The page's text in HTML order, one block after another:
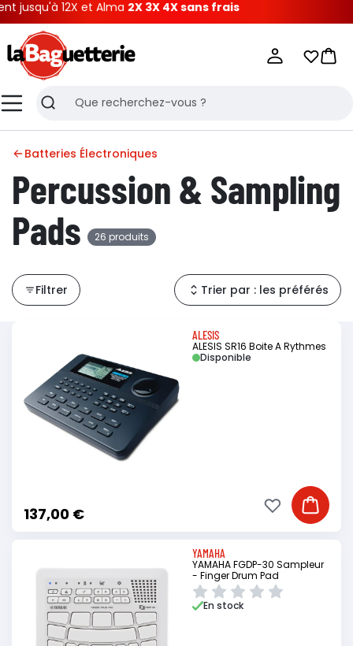
et Alma2X 3X 4X sans frais
MenuRecherche
Mes
Batteries Électroniques
Percussion & Sampling
Pads
26 produits
Filtrer Trier par : les préférés
ALESIS
ALESIS SR16 Boite A Rythmes
137,00 €
Disponible
Ajouter
Ajouter à ma
YAMAHA
YAMAHA FGDP-30 Sampleur
- Finger Drum Pad
En stock